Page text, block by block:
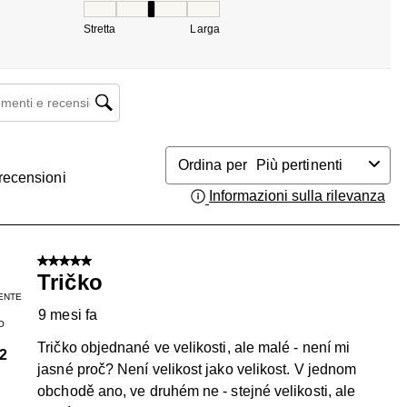
Stretta Larga
e ricerca delle recensioni
recensioni
Ordina per
Più pertinenti
Informazioni sulla rilevanza
2
5 su 5 stelle.
Tričko
9 mesi fa
Tričko objednané ve velikosti, ale malé - není mi
jasné proč? Není velikost jako velikost. V jednom
obchodě ano, ve druhém ne - stejné velikosti, ale